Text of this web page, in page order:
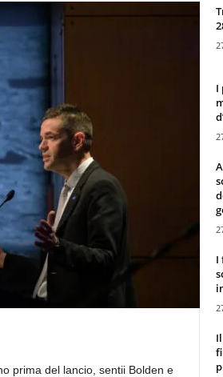
prima del lancio, sentii Bolden e
I
I